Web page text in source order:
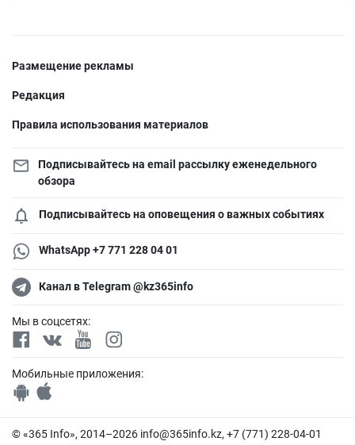
Размещение рекламы
Редакция
Правила использования материалов
Подписывайтесь на email рассылку еженедельного
обзора
Подписывайтесь на оповещения о важных событиях
WhatsApp +7 771 228 04 01
Канал в Telegram @kz365info
Мы в соцсетях:
Мобильные приложения:
© «365 Info», 2014–2026 info@365info.kz, +7 (771) 228-04-01